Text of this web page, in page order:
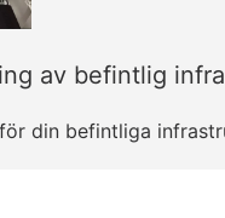
av befintlig
din befintliga